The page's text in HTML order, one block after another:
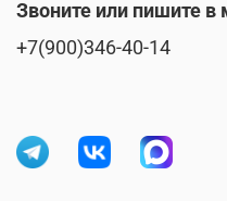
Звоните или пишите
+7(900)346-40-14